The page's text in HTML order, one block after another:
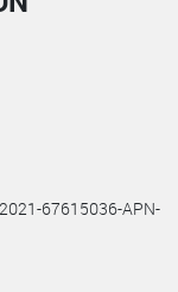
67615036-APN-